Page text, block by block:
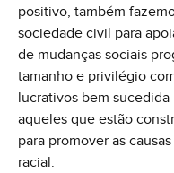
positivo, também
sociedade civil para
de mudanças sociais
tamanho e privilégio
lucrativos bem
aqueles que estão
para promover as
racial.